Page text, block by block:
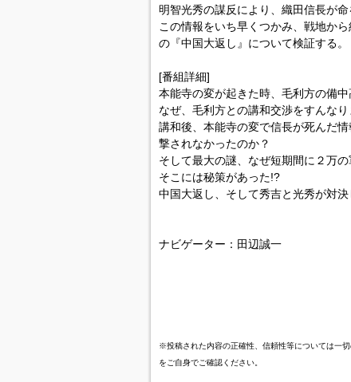
明智光秀の謀反により、織田信長が命
この情報をいち早くつかみ、戦地か
の『中国大返し』について検証する。
[番組詳細]
本能寺の変が起きた時、毛利方の備
なぜ、毛利方との講和交渉をすんな
講和後、本能寺の変で信長が死んだ
撃されなかったのか？
そして最大の謎、なぜ短期間に２万
そこには秘策があった!?
中国大返し、そして秀吉と光秀が対
ナビゲーター：田辺誠一
※投稿された内容の正確性、信頼性等については一
をご自身でご確認ください。